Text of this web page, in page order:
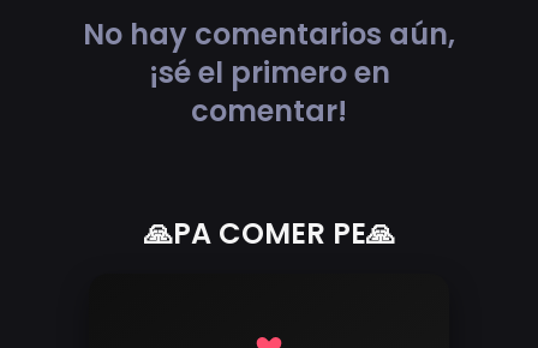
No hay comentarios aún,
¡sé el primero en
comentar!
🙏PA COMER PE🙏